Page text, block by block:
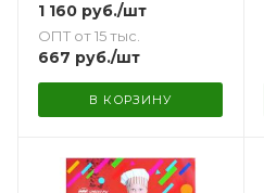
1 160 руб./шт
ОПТ от 15 тыс.
667 руб./шт
В КОРЗИНУ